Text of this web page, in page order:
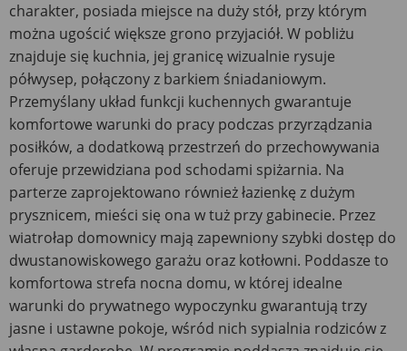
charakter, posiada miejsce na duży stół, przy którym
można ugościć większe grono przyjaciół. W pobliżu
znajduje się kuchnia, jej granicę wizualnie rysuje
półwysep, połączony z barkiem śniadaniowym.
Przemyślany układ funkcji kuchennych gwarantuje
komfortowe warunki do pracy podczas przyrządzania
posiłków, a dodatkową przestrzeń do przechowywania
oferuje przewidziana pod schodami spiżarnia. Na
parterze zaprojektowano również łazienkę z dużym
prysznicem, mieści się ona w tuż przy gabinecie. Przez
wiatrołap domownicy mają zapewniony szybki dostęp do
dwustanowiskowego garażu oraz kotłowni. Poddasze to
komfortowa strefa nocna domu, w której idealne
warunki do prywatnego wypoczynku gwarantują trzy
jasne i ustawne pokoje, wśród nich sypialnia rodziców z